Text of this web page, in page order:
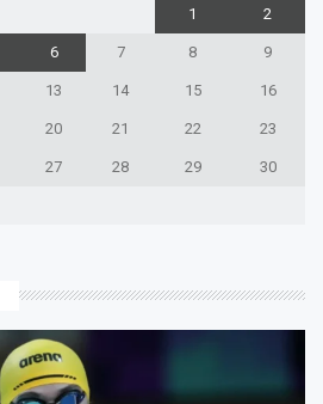
1 2
6 7 8 9
13 14 15 16
20 21 22 23
27 28 29 30